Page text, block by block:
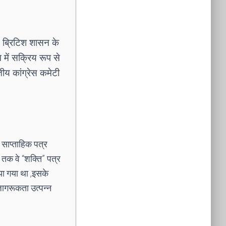
ब्रिटिश शासन के
में सक्रिय रूप से
कांग्रेस कमेटी
पत्र
वे “शक्ति” पत्र
गया था ,इसके
उत्पन्न